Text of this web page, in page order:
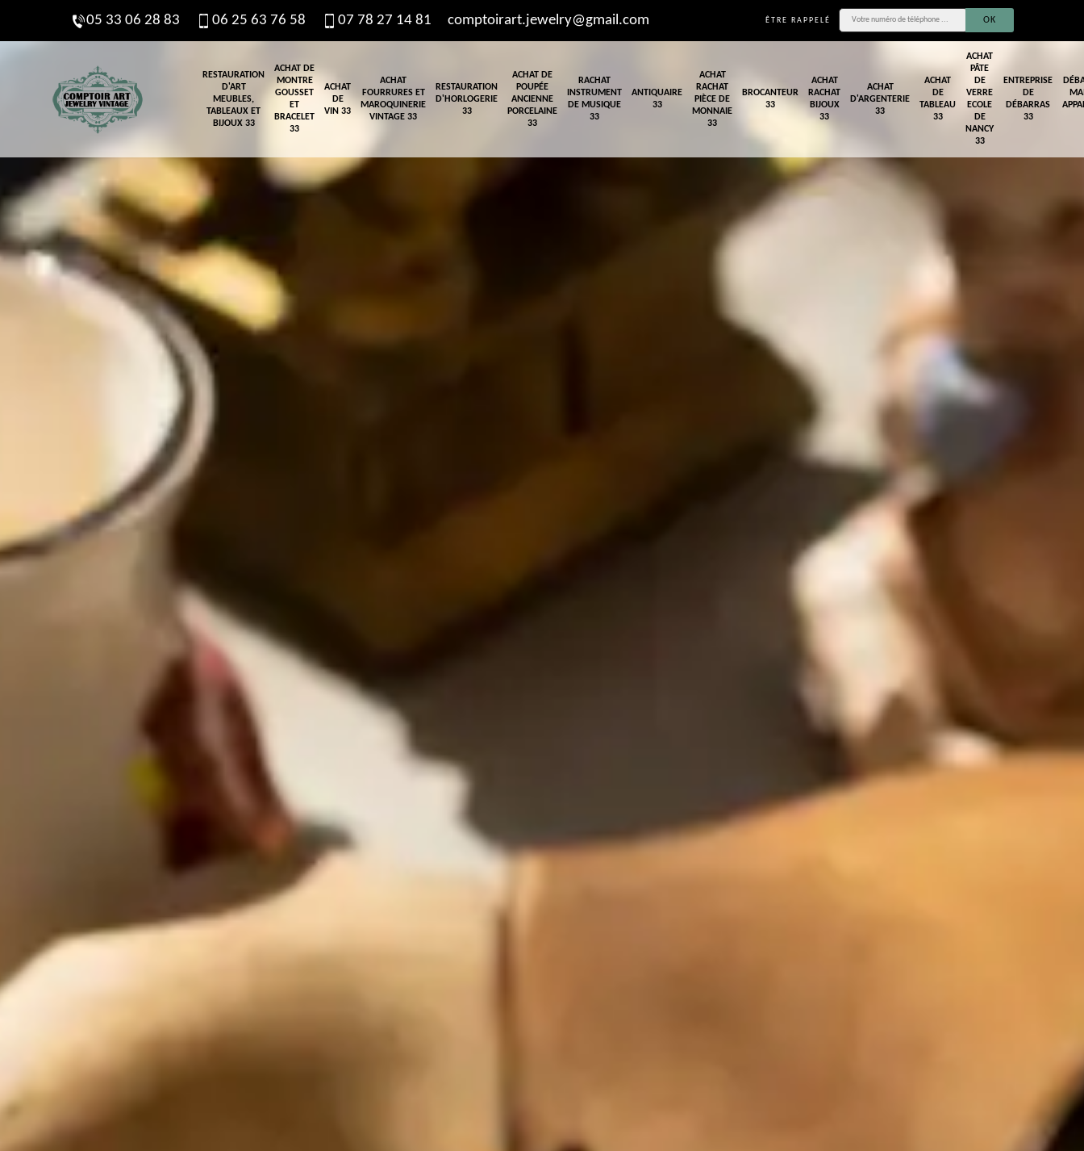
05 33 06 28 83 06 25 63 76 58 07 78 27 14 81 comptoirart.jewelry@gmail.com ÊTRE RAPPELÉ
RESTAURATION
D'ART
MEUBLES,
TABLEAUX ET
BIJOUX 33
ACHAT DE
MONTRE
GOUSSET
ET
BRACELET
33
ACHAT
DE
VIN 33
ACHAT
FOURRURES ET
MAROQUINERIE
VINTAGE 33
RESTAURATION
D'HORLOGERIE
33
ACHAT DE
POUPÉE
ANCIENNE
PORCELAINE
33
RACHAT
INSTRUMENT
DE MUSIQUE
33
ANTIQUAIRE
33
ACHAT
RACHAT
PIÈCE DE
MONNAIE
33
BROCANTEUR
33
ACHAT
RACHAT
BIJOUX
33
ACHAT
D'ARGENTERIE
33
ACHAT
DE
TABLEAU
33
ACHAT
PÂTE
DE
VERRE
ECOLE
DE
NANCY
33
ENTREPRISE
DE
DÉBARRAS
33